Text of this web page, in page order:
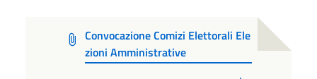
Convocazione Comizi Elettorali Ele
zioni Amministrative